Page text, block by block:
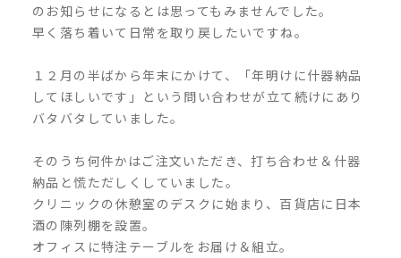
のお知らせになるとは思ってもみませんでした。
早く落ち着いて日常を取り戻したいですね。
１２月の半ばから年末にかけて、「年明けに什器納品
してほしいです」という問い合わせが立て続けにあり
バタバタしていました。
そのうち何件かはご注文いただき、打ち合わせ＆什器
納品と慌ただしくしていました。
クリニックの休憩室のデスクに始まり、百貨店に日本
酒の陳列棚を設置。
オフィスに特注テーブルをお届け＆組立。